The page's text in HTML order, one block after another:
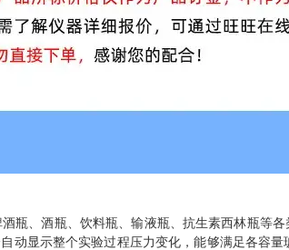
瓶、酒瓶、饮料瓶、输液瓶、抗生素西林瓶等
动显示整个实验过程压力变化，能够满足各容